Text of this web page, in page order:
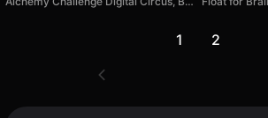
1 2